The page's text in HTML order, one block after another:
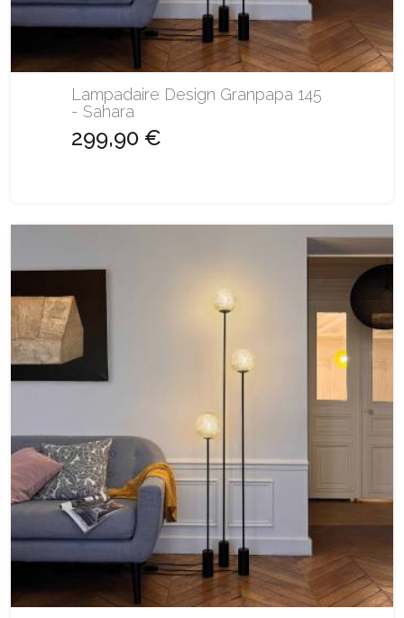
Lampadaire Design Granpapa 145
- Sahara
299,90 €